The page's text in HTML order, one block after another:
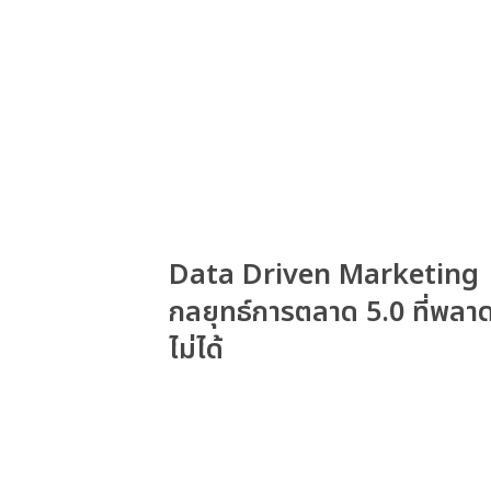
Data Driven Marketing
กลยุทธ์การตลาด 5.0 ที่พลา
ไม่ได้